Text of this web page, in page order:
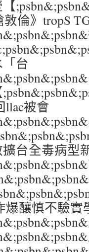
倫》tropS
台
llac被會
台全毒病型
爆釀慎不驗實